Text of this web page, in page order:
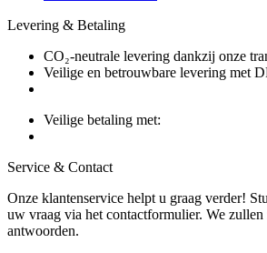
Levering & Betaling
CO₂-neutrale levering dankzij onze
Veilige en betrouwbare levering met
Veilige betaling met:
Service & Contact
Onze klantenservice helpt u graag verder!
uw vraag via het contactformulier. We
antwoorden.